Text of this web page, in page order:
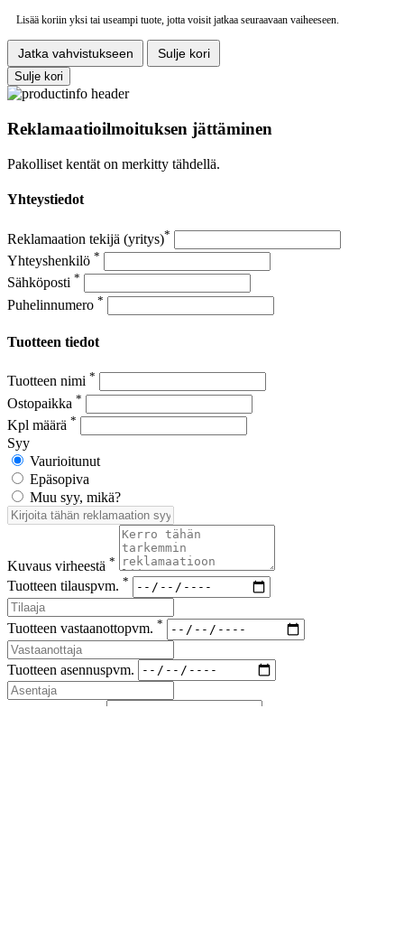
Lisää koriin yksi tai useampi tuote, jotta voisit jatkaa seuraavaan vaiheeseen.
Jatka vahvistukseen
Sulje kori
Sulje kori
Reklamaatioilmoituksen jättäminen
Pakolliset kentät on merkitty tähdellä.
Yhteystiedot
Reklamaation tekijä (yritys)*
Yhteyshenkilö *
Sähköposti *
Puhelinnumero *
Tuotteen tiedot
Tuotteen nimi *
Ostopaikka *
Kpl määrä *
Syy
Vaurioitunut
Epäsopiva
Muu syy, mikä?
Kuvaus virheestä *
Tuotteen tilauspvm. *
Tuotteen vastaanottopvm. *
Tuotteen asennuspvm.